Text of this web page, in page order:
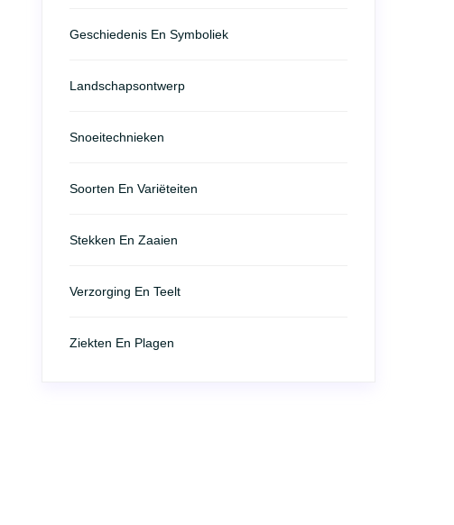
Geschiedenis En Symboliek
Landschapsontwerp
Snoeitechnieken
Soorten En Variëteiten
Stekken En Zaaien
Verzorging En Teelt
Ziekten En Plagen